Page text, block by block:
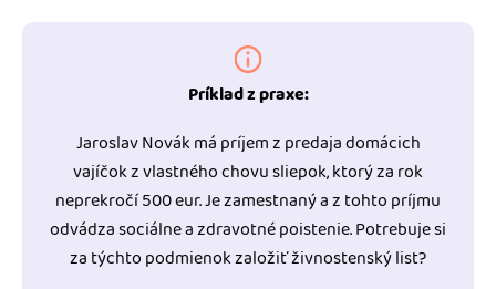
Príklad z praxe:
Jaroslav Novák má príjem z predaja domácich
vajíčok z vlastného chovu sliepok, ktorý za rok
neprekročí 500 eur. Je zamestnaný a z tohto príjmu
odvádza sociálne a zdravotné poistenie. Potrebuje si
za týchto podmienok založiť živnostenský list?